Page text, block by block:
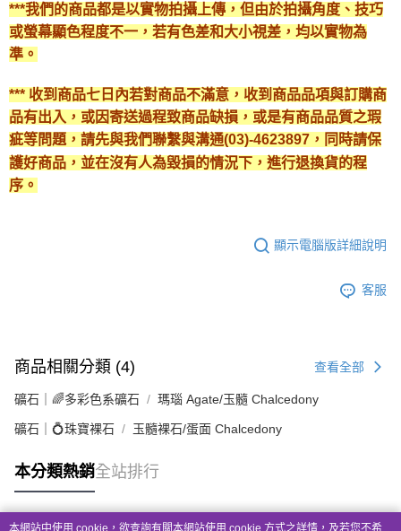
***我們的商品都是以實物拍攝上傳，但由於拍攝角度、技巧
或螢幕顯色程度不一，若有色差和大小視差，均以實物為
準。
*** 收到商品七日內若對商品不滿意，收到商品品項與訂購商
品有出入，或因寄送過程致商品缺損，或是有商品品質之瑕
疵等問題，請先與我們聯繫與溝通(03)-4623897，同時請保
護好商品，並在沒有人為毀損的情況下，進行退換貨的程
序。
顯示電腦版詳細說明
客服
商品相關分類 (4) 查看全部
礦石｜🌈多彩色系礦石 瑪瑙 Agate/玉髓 Chalcedony
礦石｜💍珠寶裸石 玉髓裸石/蛋面 Chalcedony
本分類熱銷全站排行
本網站中使用 cookie，欲查詢有關本網站使用 cookie 方式之詳情，及若您不希